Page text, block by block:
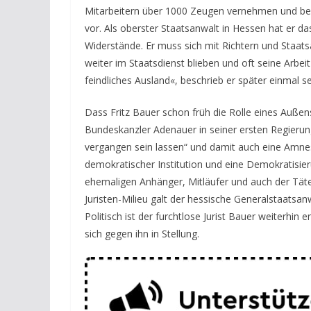
Mitarbeitern über 1000 Zeugen vernehmen und
vor. Als oberster Staatsanwalt in Hessen hat er
Widerstände. Er muss sich mit Richtern und
weiter im Staatsdienst blieben und oft seine
feindliches Ausland«, beschrieb er später einmal
Dass Fritz Bauer schon früh die Rolle eines
Bundeskanzler Adenauer in seiner ersten
vergangen sein lassen“ und damit auch eine
demokratischer Institution und eine
ehemaligen Anhänger, Mitläufer und auch der
Juristen-Milieu galt der hessische
Politisch ist der furchtlose Jurist Bauer weiterhin
sich gegen ihn in Stellung.